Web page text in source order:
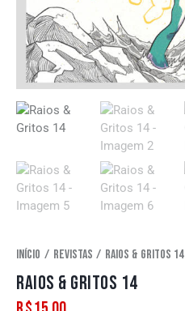
Início Revistas Raios & Gritos 14
RAIOS & GRITOS 14